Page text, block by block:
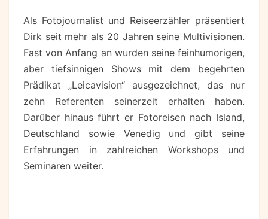
Als Fotojournalist und Reiseerzähler präsentiert
Dirk seit mehr als 20 Jahren seine Multivisionen.
Fast von Anfang an wurden seine feinhumorigen,
aber tiefsinnigen Shows mit dem begehrten
Prädikat „Leicavision“ ausgezeichnet, das nur
zehn Referenten seinerzeit erhalten haben.
Darüber hinaus führt er Fotoreisen nach Island,
Deutschland sowie Venedig und gibt seine
Erfahrungen in zahlreichen Workshops und
Seminaren weiter.